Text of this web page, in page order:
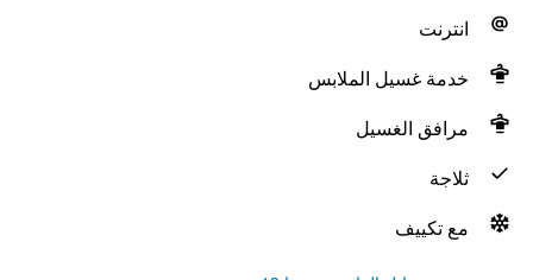
انترنت
خدمة غسيل الملابس
مرافق الغسيل
ثلاجة
مع تكييف